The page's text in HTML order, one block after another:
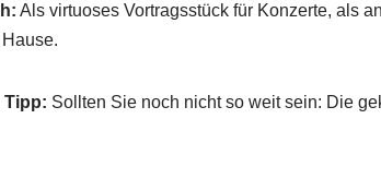
Als virtuoses Vortragsstück für Konzerte, als
Tipp: Sollten Sie noch nicht so weit sein: Die